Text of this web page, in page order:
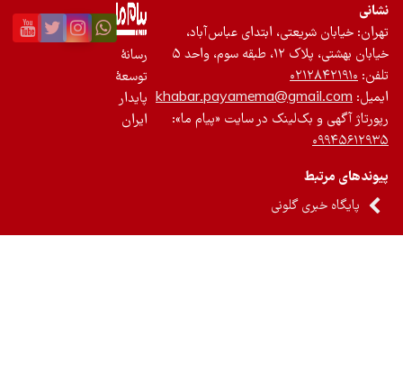
خیابان شریعتی، ابتدای عباس‌آباد،
بهشتی، پلاک ۱۲، طبقه سوم، واحد ۵
۰۲۱۲۸۴۲۱۹۱۰
khabar.payamema@gmail.com
آگهی و بک‌لینک در سایت «پیام ما»:
مرتبط
پایگاه خبری گلونی
رسانۀ
توسعۀ
پایدار
ایران